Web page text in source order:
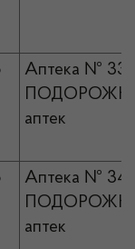
Аптека № 33
аптек
Аптека № 34
аптек